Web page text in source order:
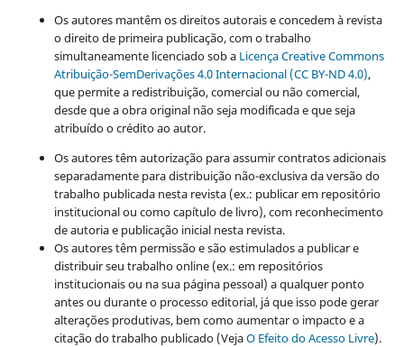
Os autores mantêm os direitos autorais e concedem à revista
o direito de primeira publicação, com o trabalho
simultaneamente licenciado sob aLicença Creative Commons
Atribuição-SemDerivações 4.0 Internacional (CC BY-ND 4.0),
que permite a redistribuição, comercial ou não comercial,
desde que a obra original não seja modificada e que seja
atribuído o crédito ao autor.
Os autores têm autorização para assumir contratos adicionais
separadamente para distribuição não-exclusiva da versão do
trabalho publicada nesta revista (ex.: publicar em repositório
institucional ou como capítulo de livro), com reconhecimento
de autoria e publicação inicial nesta revista.
Os autores têm permissão e são estimulados a publicar e
distribuir seu trabalho online (ex.: em repositórios
institucionais ou na sua página pessoal) a qualquer ponto
antes ou durante o processo editorial, já que isso pode gerar
alterações produtivas, bem como aumentar o impacto e a
citação do trabalho publicado (VejaO Efeito do Acesso Livre).